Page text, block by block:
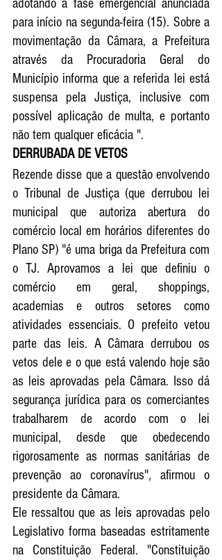
adotando a fase emergencial anunciada
para início na segunda-feira (15). Sobre a
movimentação da Câmara, a Prefeitura
através da Procuradoria Geral do
Município informa que a referida lei está
suspensa pela Justiça, inclusive com
possível aplicação de multa, e portanto
não tem qualquer eficácia ".
DERRUBADA DE VETOS
Rezende disse que a questão envolvendo
o Tribunal de Justiça (que derrubou lei
municipal que autoriza abertura do
comércio local em horários diferentes do
Plano SP) "é uma briga da Prefeitura com
o TJ. Aprovamos a lei que definiu o
comércio em geral, shoppings,
academias e outros setores como
atividades essenciais. O prefeito vetou
parte das leis. A Câmara derrubou os
vetos dele e o que está valendo hoje são
as leis aprovadas pela Câmara. Isso dá
segurança jurídica para os comerciantes
trabalharem de acordo com o lei
municipal, desde que obedecendo
rigorosamente as normas sanitárias de
prevenção ao coronavírus", afirmou o
presidente da Câmara.
Ele ressaltou que as leis aprovadas pelo
Legislativo forma baseadas estritamente
na Constituição Federal. "Constituição